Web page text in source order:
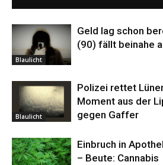
Blaulicht
Geld lag schon
(90) fällt beinahe
Blaulicht
Polizei rettet
Moment aus der
gegen Gaffer
Einbruch in
– Beute: Cannabis